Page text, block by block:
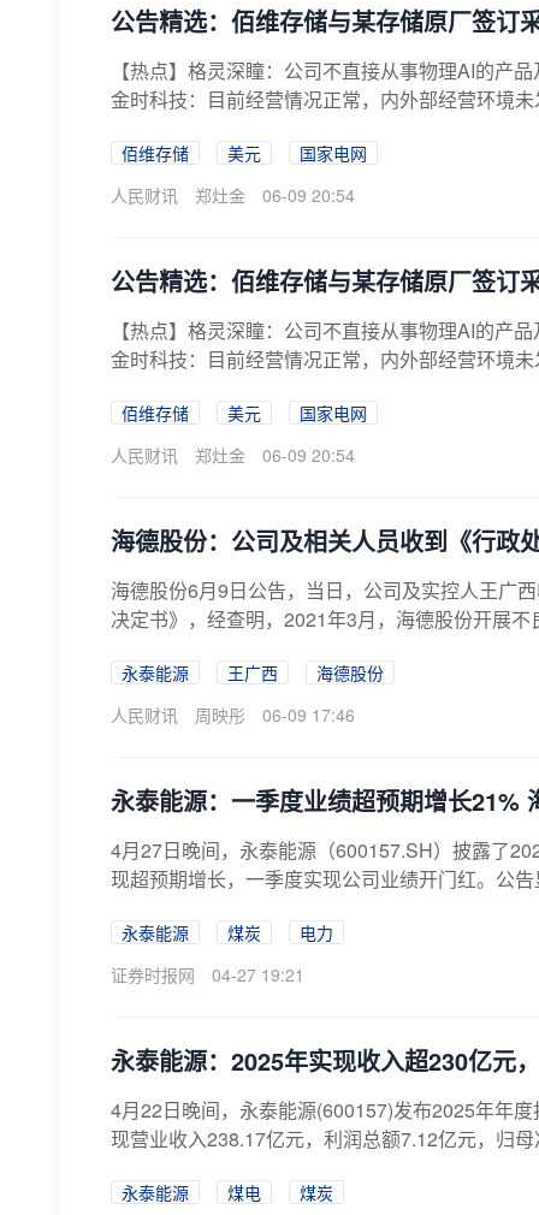
公告精选：佰维存储与某存储原厂签订
【热点】格灵深瞳：公司不直接从事物理AI的产
金时科技：目前经营情况正常，内外部经营环境
佰维存储 美元
国家电网
人民财讯
郑灶金 06-09 20:54
公告精选：佰维存储与某存储原厂签订
【热点】格灵深瞳：公司不直接从事物理AI的产
金时科技：目前经营情况正常，内外部经营环境
佰维存储 美元
国家电网
人民财讯
郑灶金 06-09 20:54
海德股份：公司及相关人员收到《行政
海德股份6月9日公告，当日，公司及实控人王广
决定书》，经查明，2021年3月，海德股份开展
永泰能源 王广西
海德股份
人民财讯
周映彤 06-09 17:46
永泰能源：一季度业绩超预期增长21%
4月27日晚间，永泰能源（600157.SH）披露了
现超预期增长，一季度实现公司业绩开门红。公
永泰能源 煤炭
电力
证券时报网
04-27 19:21
永泰能源：2025年实现收入超230亿元
4月22日晚间，永泰能源(600157)发布2025年年
现营业收入238.17亿元，利润总额7.12亿元，归
永泰能源 煤电
煤炭